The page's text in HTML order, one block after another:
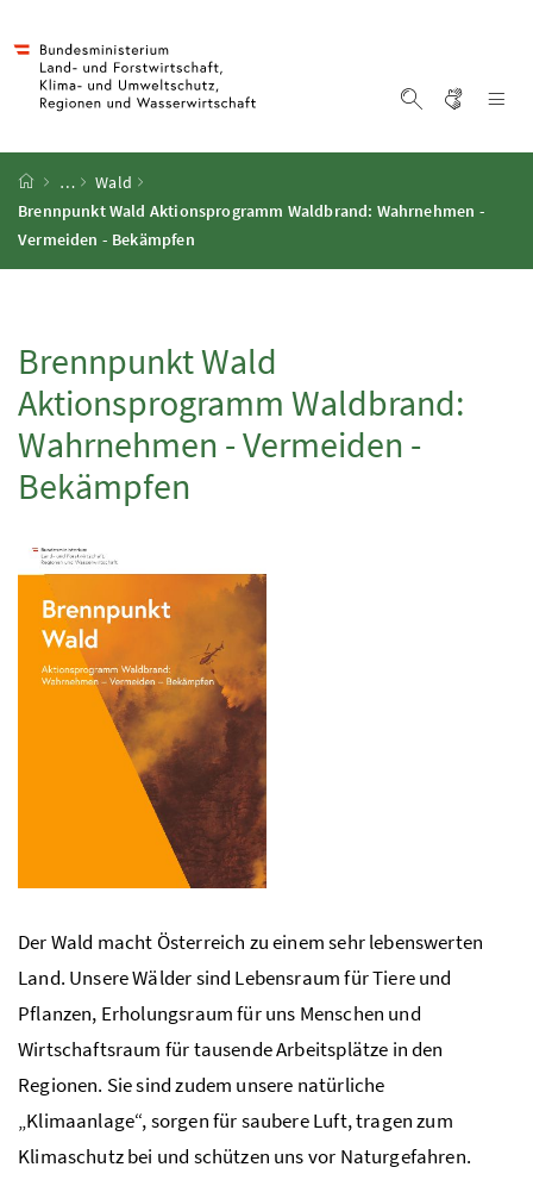
Startseite
…
Wald
Brennpunkt Wald Aktionsprogramm Waldbrand: Wahrnehmen -
Vermeiden - Bekämpfen
Brennpunkt Wald
Aktionsprogramm Waldbrand:
Wahrnehmen - Vermeiden -
Bekämpfen
Der Wald macht Österreich zu einem sehr lebenswerten
Land. Unsere Wälder sind Lebensraum für Tiere und
Pflanzen, Erholungsraum für uns Menschen und
Wirtschaftsraum für tausende Arbeitsplätze in den
Regionen. Sie sind zudem unsere natürliche
„Klimaanlage“, sorgen für saubere Luft, tragen zum
Klimaschutz bei und schützen uns vor Naturgefahren.